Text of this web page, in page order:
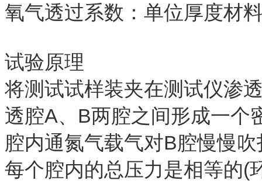
氧气透过系数：单位厚度材
试验原理
将测试试样装夹在测试仪渗
透腔A、B两腔之间形成一个
腔内通氮气载气对B腔慢慢吹
每个腔内的总压力是相等的(